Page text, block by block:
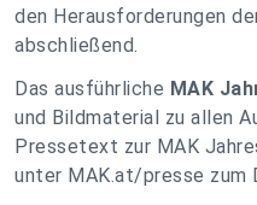
den Herausforderungen
abschließend.
Das ausführliche MAK
und Bildmaterial zu allen
Pressetext zur MAK
unter MAK.at/presse zum